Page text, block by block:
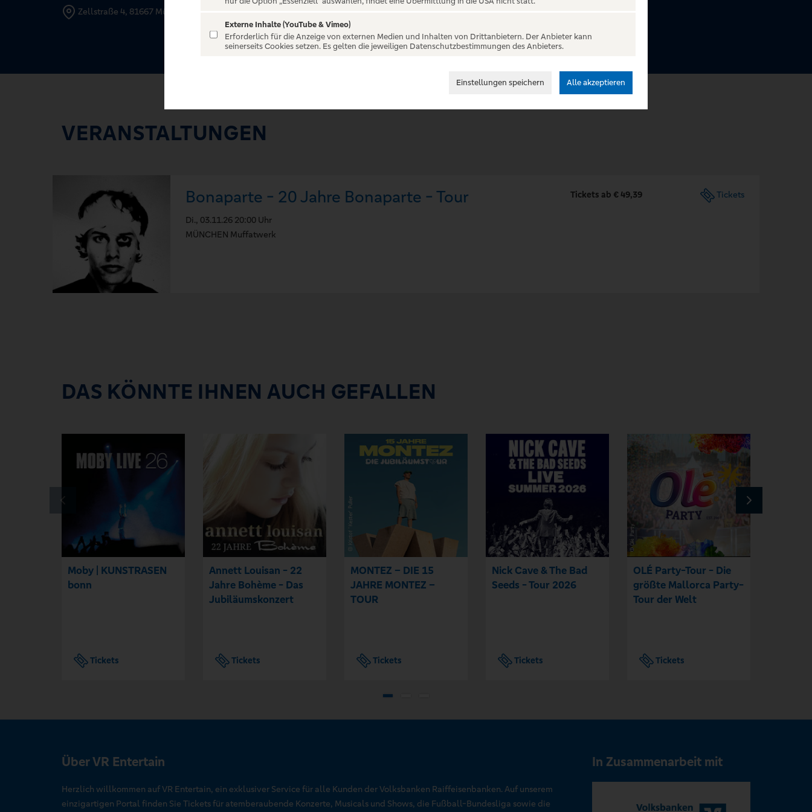
Zellstraße 4, 81667 München
VERANSTALTUNGEN
Bonaparte - 20 Jahre Bonaparte - Tour
Di., 03.11.26 20:00 Uhr
MÜNCHEN Muffatwerk
Tickets ab € 49,39 Tickets
DAS KÖNNTE IHNEN AUCH GEFALLEN
Moby | KUNSTRASEN
bonn
Tickets
Annett Louisan - 22
Jahre Bohème - Das
Jubiläumskonzert
Tickets
MONTEZ – DIE 15
JAHRE MONTEZ –
TOUR
Tickets
Nick Cave & The Bad
Seeds - Tour 2026
Tickets
OLÉ Party-Tour - Die
größte Mallorca Party-
Tour der Welt
Tickets
Über VR Entertain
Herzlich willkommen auf VR Entertain, ein exklusiver Service für alle Kunden der Volksbanken Raiffeisenbanken. Auf unserem
einzigartigen Portal finden Sie Tickets für atemberaubende Konzerte, Musicals und Shows, die Fußball-Bundesliga sowie die
In Zusammenarbeit mit
Externe Inhalte (YouTube & Vimeo)
Erforderlich für die Anzeige von externen Medien und Inhalten von Drittanbietern. Der Anbieter kann
seinerseits Cookies setzen. Es gelten die jeweiligen Datenschutzbestimmungen des Anbieters.
Einstellungen speichern Alle akzeptieren